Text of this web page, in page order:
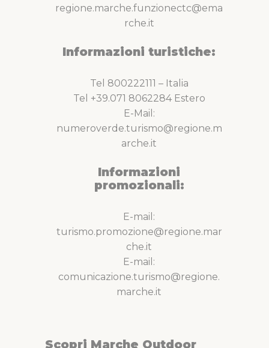
regione.marche.funzionectc@ema
rche.it
Informazioni turistiche:
Tel 800222111 – Italia
Tel +39.071 8062284 Estero
E-Mail:
numeroverde.turismo@regione.m
arche.it
Informazioni
promozionali:
E-mail:
turismo.promozione@regione.mar
che.it
E-mail:
comunicazione.turismo@regione.
marche.it
Scopri Marche Outdoor